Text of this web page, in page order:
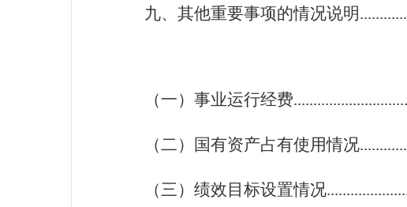
九、其他重要事项的情况说明
（一）事业运行经费
（二）国有资产占有使用情况
（三）绩效目标设置情况